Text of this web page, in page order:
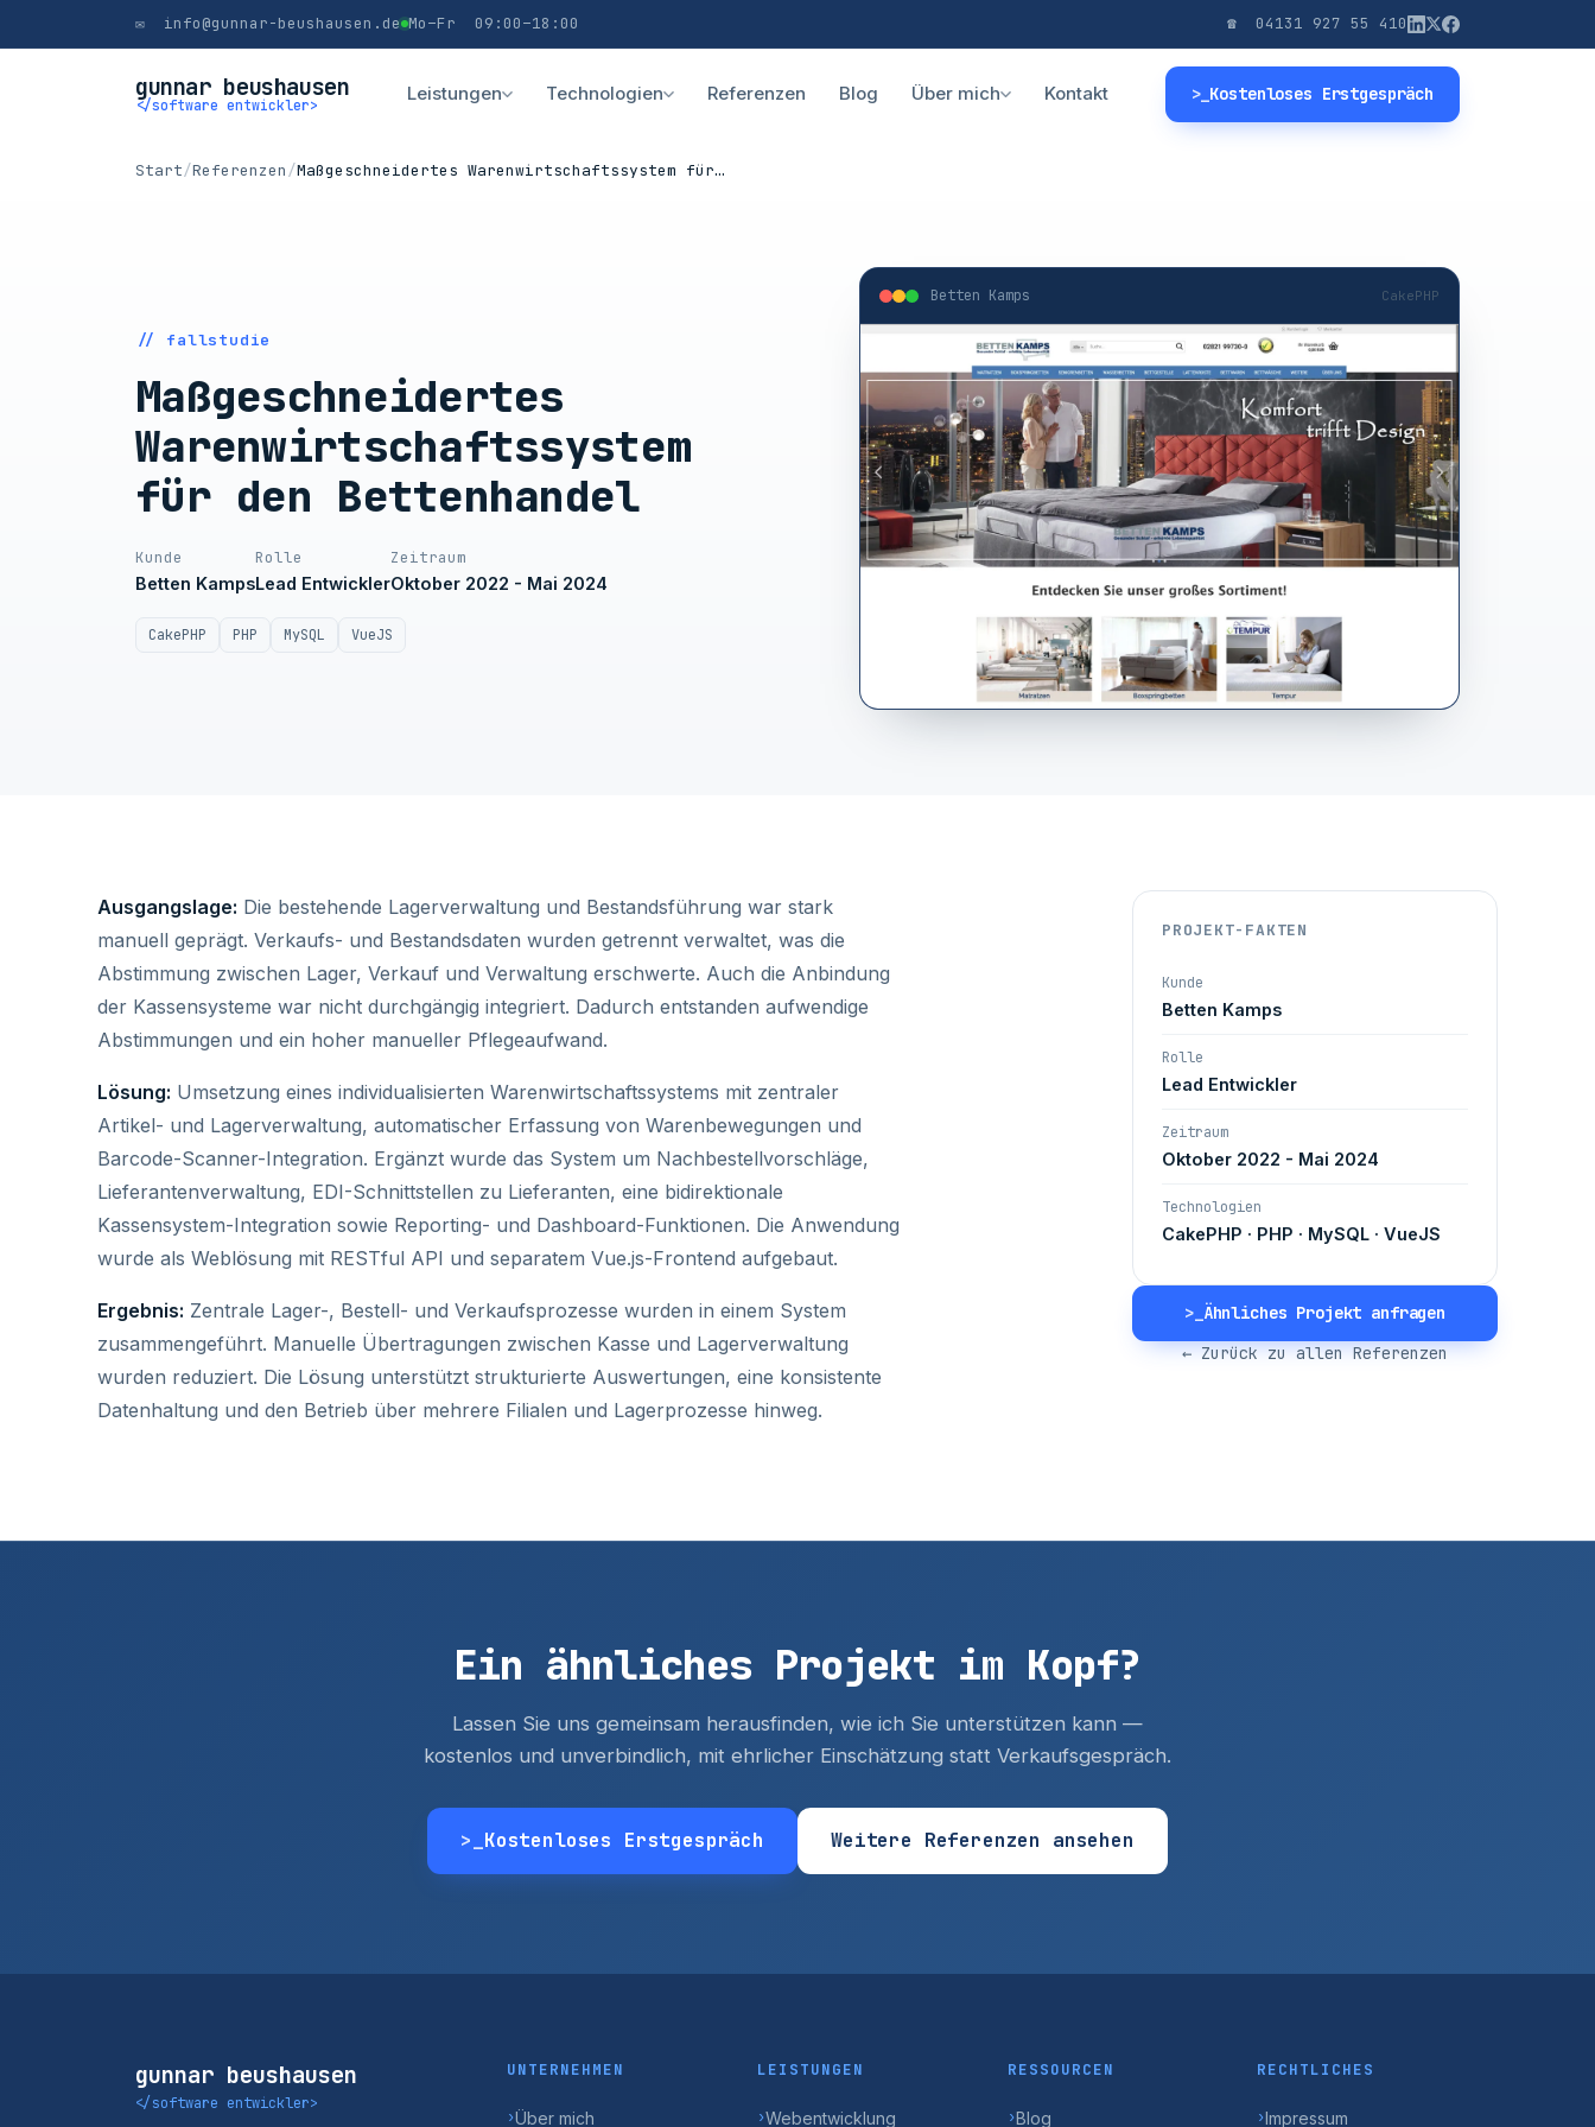
✉ info@gunnar-beushausen.de Mo–Fr 09:00–18:00 ☎ 04131 927 55 410
gunnar beushausen
</software entwickler>
Leistungen Technologien Referenzen Blog Über mich Kontakt >_ Kostenloses Erstgespräch
Start/Referenzen/Maßgeschneidertes Warenwirtschaftssystem für…
// fallstudie
Maßgeschneidertes
Warenwirtschaftssystem
für den Bettenhandel
Kunde
Betten Kamps
Rolle
Lead Entwickler
Zeitraum
Oktober 2022 - Mai 2024
CakePHP PHP MySQL VueJS
Betten Kamps CakePHP
Ausgangslage: Die bestehende Lagerverwaltung und Bestandsführung war stark
manuell geprägt. Verkaufs- und Bestandsdaten wurden getrennt verwaltet, was die
Abstimmung zwischen Lager, Verkauf und Verwaltung erschwerte. Auch die Anbindung
der Kassensysteme war nicht durchgängig integriert. Dadurch entstanden aufwendige
Abstimmungen und ein hoher manueller Pflegeaufwand.
Lösung: Umsetzung eines individualisierten Warenwirtschaftssystems mit zentraler
Artikel- und Lagerverwaltung, automatischer Erfassung von Warenbewegungen und
Barcode-Scanner-Integration. Ergänzt wurde das System um Nachbestellvorschläge,
Lieferantenverwaltung, EDI-Schnittstellen zu Lieferanten, eine bidirektionale
Kassensystem-Integration sowie Reporting- und Dashboard-Funktionen. Die Anwendung
wurde als Weblösung mit RESTful API und separatem Vue.js-Frontend aufgebaut.
Ergebnis: Zentrale Lager-, Bestell- und Verkaufsprozesse wurden in einem System
zusammengeführt. Manuelle Übertragungen zwischen Kasse und Lagerverwaltung
wurden reduziert. Die Lösung unterstützt strukturierte Auswertungen, eine konsistente
Datenhaltung und den Betrieb über mehrere Filialen und Lagerprozesse hinweg.
PROJEKT-FAKTEN
Kunde
Betten Kamps
Rolle
Lead Entwickler
Zeitraum
Oktober 2022 - Mai 2024
Technologien
CakePHP · PHP · MySQL · VueJS
>_ Ähnliches Projekt anfragen
← Zurück zu allen Referenzen
Ein ähnliches Projekt im Kopf?
Lassen Sie uns gemeinsam herausfinden, wie ich Sie unterstützen kann —
kostenlos und unverbindlich, mit ehrlicher Einschätzung statt Verkaufsgespräch.
>_Kostenloses Erstgespräch Weitere Referenzen ansehen
gunnar beushausen
</software entwickler>
UNTERNEHMEN
›Über mich
LEISTUNGEN
›Webentwicklung
RESSOURCEN
›Blog
RECHTLICHES
›Impressum